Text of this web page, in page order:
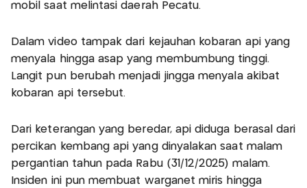
mobil saat melintasi daerah Pecatu.
Dalam video tampak dari kejauhan kobaran api yang
menyala hingga asap yang membumbung tinggi.
Langit pun berubah menjadi jingga menyala akibat
kobaran api tersebut.
Dari keterangan yang beredar, api diduga berasal dari
percikan kembang api yang dinyalakan saat malam
pergantian tahun pada Rabu (31/12/2025) malam.
Insiden ini pun membuat warganet miris hingga